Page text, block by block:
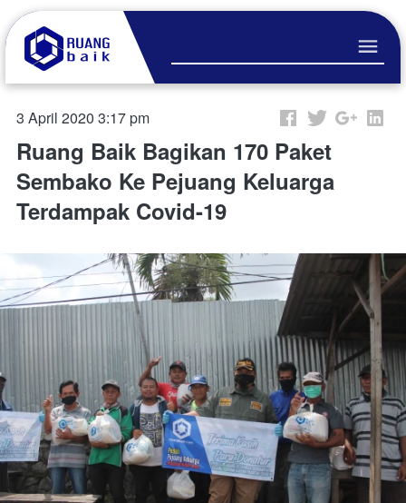
3 April 2020 3:17 pm
Ruang Baik Bagikan 170 Paket
Sembako Ke Pejuang Keluarga
Terdampak Covid-19